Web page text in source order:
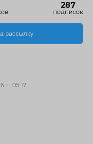
287
подписок
рассылку
г., 05:17